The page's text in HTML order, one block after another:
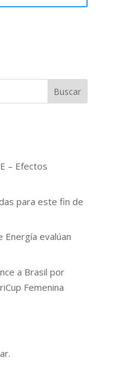
Buscar
– Efectos
para este fin de
Energía evalúan
a Brasil por
Femenina